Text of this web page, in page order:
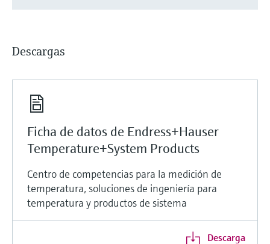
Descargas
Ficha de datos de Endress+Hauser
Temperature+System Products
Centro de competencias para la medición de
temperatura, soluciones de ingeniería para
temperatura y productos de sistema
Descarga